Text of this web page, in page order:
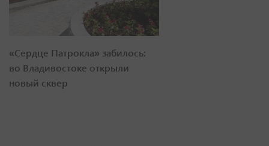
«Сердце Патрокла» забилось:
во Владивостоке открыли
новый сквер